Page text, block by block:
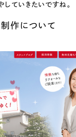
していきたい ですね。
作について